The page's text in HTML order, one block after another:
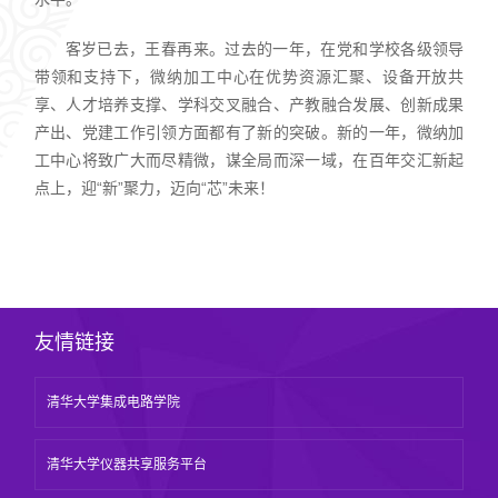
客岁已去，王春再来。过去的一年，在党和学校各级领导
带领和支持下，微纳加工中心在优势资源汇聚、设备开放共
享、人才培养支撑、学科交叉融合、产教融合发展、创新成果
产出、党建工作引领方面都有了新的突破。新的一年，微纳加
工中心将致广大而尽精微，谋全局而深一域，在百年交汇新起
点上，迎“新”聚力，迈向“芯”未来！
友情链接
清华大学集成电路学院
清华大学仪器共享服务平台